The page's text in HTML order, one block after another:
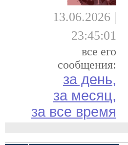
13.06.2026 |
23:45:01
все его
сообщения:
за день,
за месяц,
за все время